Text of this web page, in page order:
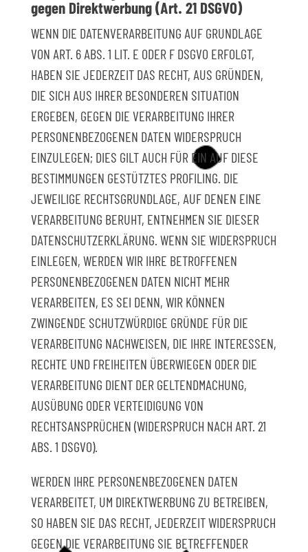
gegen Direktwerbung (Art. 21 DSGVO)
WENN DIE DATENVERARBEITUNG AUF GRUNDLAGE
VON ART. 6 ABS. 1 LIT. E ODER F DSGVO ERFOLGT,
HABEN SIE JEDERZEIT DAS RECHT, AUS GRÜNDEN,
DIE SICH AUS IHRER BESONDEREN SITUATION
ERGEBEN, GEGEN DIE VERARBEITUNG IHRER
PERSONENBEZOGENEN DATEN WIDERSPRUCH
EINZULEGEN; DIES GILT AUCH FÜR EIN AUF DIESE
BESTIMMUNGEN GESTÜTZTES PROFILING. DIE
JEWEILIGE RECHTSGRUNDLAGE, AUF DENEN EINE
VERARBEITUNG BERUHT, ENTNEHMEN SIE DIESER
DATENSCHUTZERKLÄRUNG. WENN SIE WIDERSPRUCH
EINLEGEN, WERDEN WIR IHRE BETROFFENEN
PERSONENBEZOGENEN DATEN NICHT MEHR
VERARBEITEN, ES SEI DENN, WIR KÖNNEN
ZWINGENDE SCHUTZWÜRDIGE GRÜNDE FÜR DIE
VERARBEITUNG NACHWEISEN, DIE IHRE INTERESSEN,
RECHTE UND FREIHEITEN ÜBERWIEGEN ODER DIE
VERARBEITUNG DIENT DER GELTENDMACHUNG,
AUSÜBUNG ODER VERTEIDIGUNG VON
RECHTSANSPRÜCHEN (WIDERSPRUCH NACH ART. 21
ABS. 1 DSGVO).
WERDEN IHRE PERSONENBEZOGENEN DATEN
VERARBEITET, UM DIREKTWERBUNG ZU BETREIBEN,
SO HABEN SIE DAS RECHT, JEDERZEIT WIDERSPRUCH
GEGEN DIE VERARBEITUNG SIE BETREFFENDER